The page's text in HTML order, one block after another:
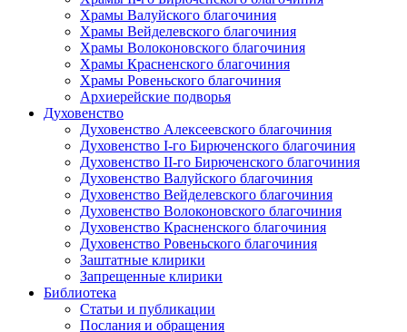
Храмы Валуйского благочиния
Храмы Вейделевского благочиния
Храмы Волоконовского благочиния
Храмы Красненского благочиния
Храмы Ровеньского благочиния
Архиерейские подворья
Духовенство
Духовенство Алексеевского благочиния
Духовенство I-го Бирюченского благочиния
Духовенство II-го Бирюченского благочиния
Духовенство Валуйского благочиния
Духовенство Вейделевского благочиния
Духовенство Волоконовского благочиния
Духовенство Красненского благочиния
Духовенство Ровеньского благочиния
Заштатные клирики
Запрещенные клирики
Библиотека
Статьи и публикации
Послания и обращения